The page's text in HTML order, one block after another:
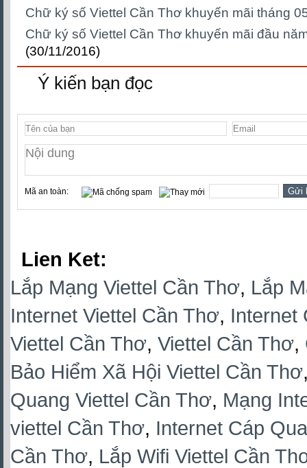
Chữ ký số Viettel Cần Thơ khuyến mãi tháng
Chữ ký số Viettel Cần Thơ khuyến mãi đầu
(30/11/2016)
Ý kiến bạn đọc
Mã an toàn:
Lien Ket:
Lắp Mạng Viettel Cần Thơ, Lắp
Internet Viettel Cần Thơ, Internet
Viettel Cần Thơ, Viettel Cần Thơ,
Bảo Hiểm Xã Hội Viettel Cần Thơ
Quang Viettel Cần Thơ, Mạng
viettel Cần Thơ, Internet Cáp
Cần Thơ, Lắp Wifi Viettel Cần